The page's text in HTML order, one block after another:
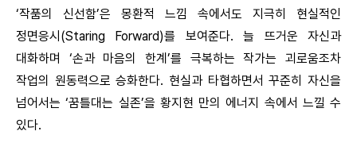
‘작품의 신선함’은 몽환적 느낌 속에서도 지극히 현실적인
정면응시(Staring Forward)를 보여준다. 늘 뜨거운 자신과
대화하며 ‘손과 마음의 한계’를 극복하는 작가는 괴로움조차
작업의 원동력으로 승화한다. 현실과 타협하면서 꾸준히 자신을
넘어서는 ‘꿈틀대는 실존’을 황지현 만의 에너지 속에서 느낄 수
있다.